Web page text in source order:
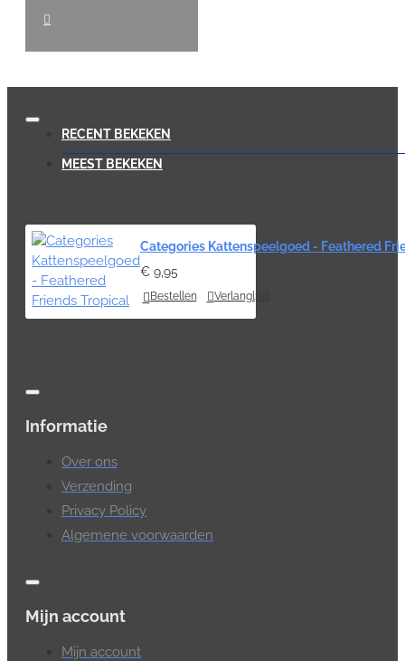
RECENT BEKEKEN
MEEST BEKEKEN
Categories Kattenspeelgoed - Feathered
€ 9,95
Bestellen Verlanglijst
Informatie
Over ons
Verzending
Privacy Policy
Algemene voorwaarden
Mijn account
Mijn account